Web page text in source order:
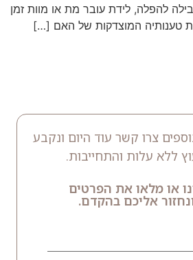
להפלה, לידת עובר מת או מוות זמן
טענותיה המוצדקות של האם […]
צרו קשר עוד היום ונקבע
ללא עלות והתחייבות.
או מלאו את הפרטים
אליכם בהקדם.